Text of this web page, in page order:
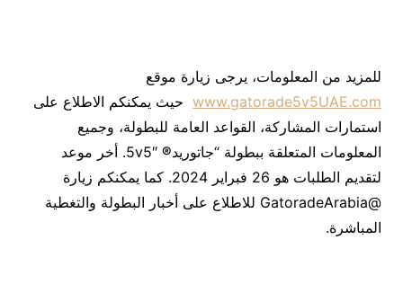
للمزيد من المعلومات، يرجى زيارة موقع
www.gatorade5v5UAE.comحيث يمكنكم الاطلاع على
استمارات المشاركة، القواعد العامة للبطولة، وجميع
المعلومات المتعلقة ببطولة “جاتوريد®
5v5″. أخر موعد
لتقديم الطلبات هو 26 فبراير 2024. كما يمكنكم زيارة
@GatoradeArabia للاطلاع على أخبار البطولة والتغطية
المباشرة.